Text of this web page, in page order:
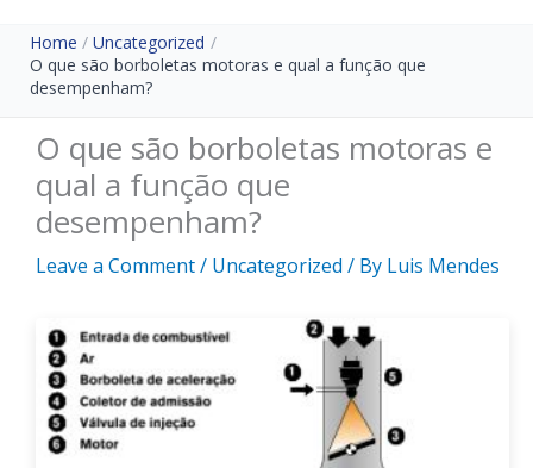
Home
Uncategorized
O que são borboletas motoras e qual a função que
desempenham?
O que são borboletas motoras e
qual a função que
desempenham?
Leave a Comment/ Uncategorized / By Luis Mendes